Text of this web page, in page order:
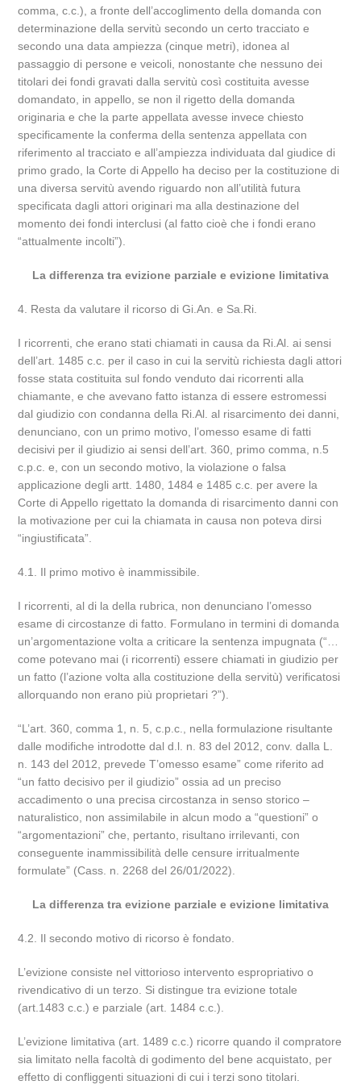
comma, c.c.), a fronte dell’accoglimento della domanda con
determinazione della servitù secondo un certo tracciato e
secondo una data ampiezza (cinque metri), idonea al
passaggio di persone e veicoli, nonostante che nessuno dei
titolari dei fondi gravati dalla servitù così costituita avesse
domandato, in appello, se non il rigetto della domanda
originaria e che la parte appellata avesse invece chiesto
specificamente la conferma della sentenza appellata con
riferimento al tracciato e all’ampiezza individuata dal giudice di
primo grado, la Corte di Appello ha deciso per la costituzione di
una diversa servitù avendo riguardo non all’utilità futura
specificata dagli attori originari ma alla destinazione del
momento dei fondi interclusi (al fatto cioè che i fondi erano
“attualmente incolti”).
La differenza tra evizione parziale e evizione limitativa
4. Resta da valutare il ricorso di Gi.An. e Sa.Ri.
I ricorrenti, che erano stati chiamati in causa da Ri.Al. ai sensi
dell’art. 1485 c.c. per il caso in cui la servitù richiesta dagli attori
fosse stata costituita sul fondo venduto dai ricorrenti alla
chiamante, e che avevano fatto istanza di essere estromessi
dal giudizio con condanna della Ri.Al. al risarcimento dei danni,
denunciano, con un primo motivo, l’omesso esame di fatti
decisivi per il giudizio ai sensi dell’art. 360, primo comma, n.5
c.p.c. e, con un secondo motivo, la violazione o falsa
applicazione degli artt. 1480, 1484 e 1485 c.c. per avere la
Corte di Appello rigettato la domanda di risarcimento danni con
la motivazione per cui la chiamata in causa non poteva dirsi
“ingiustificata”.
4.1. Il primo motivo è inammissibile.
I ricorrenti, al di la della rubrica, non denunciano l’omesso
esame di circostanze di fatto. Formulano in termini di domanda
un’argomentazione volta a criticare la sentenza impugnata (“…
come potevano mai (i ricorrenti) essere chiamati in giudizio per
un fatto (l’azione volta alla costituzione della servitù) verificatosi
allorquando non erano più proprietari ?”).
“L’art. 360, comma 1, n. 5, c.p.c., nella formulazione risultante
dalle modifiche introdotte dal d.l. n. 83 del 2012, conv. dalla L.
n. 143 del 2012, prevede T’omesso esame” come riferito ad
“un fatto decisivo per il giudizio” ossia ad un preciso
accadimento o una precisa circostanza in senso storico –
naturalistico, non assimilabile in alcun modo a “questioni” o
“argomentazioni” che, pertanto, risultano irrilevanti, con
conseguente inammissibilità delle censure irritualmente
formulate” (Cass. n. 2268 del 26/01/2022).
La differenza tra evizione parziale e evizione limitativa
4.2. Il secondo motivo di ricorso è fondato.
L’evizione consiste nel vittorioso intervento espropriativo o
rivendicativo di un terzo. Si distingue tra evizione totale
(art.1483 c.c.) e parziale (art. 1484 c.c.).
L’evizione limitativa (art. 1489 c.c.) ricorre quando il compratore
sia limitato nella facoltà di godimento del bene acquistato, per
effetto di confliggenti situazioni di cui i terzi sono titolari.